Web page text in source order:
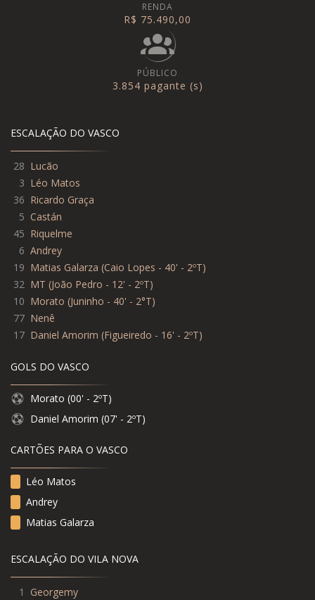
RENDA
R$ 75.490,00
PÚBLICO
3.854 pagante (s)
ESCALAÇÃO DO VASCO
28 Lucão
3 Léo Matos
36 Ricardo Graça
5 Castán
45 Riquelme
6 Andrey
19 Matias Galarza (Caio Lopes - 40' - 2ºT)
32 MT (João Pedro - 12' - 2ºT)
10 Morato (Juninho - 40' - 2°T)
77 Nenê
17 Daniel Amorim (Figueiredo - 16' - 2ºT)
GOLS DO VASCO
Morato (00' - 2ºT)
Daniel Amorim (07' - 2ºT)
CARTÕES PARA O VASCO
Léo Matos
Andrey
Matias Galarza
ESCALAÇÃO DO VILA NOVA
1
Georgemy